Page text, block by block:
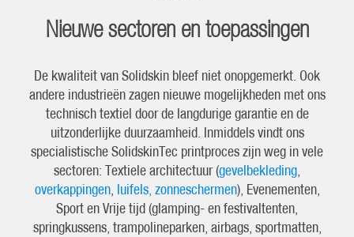
Nieuwe sectoren en toepassingen
De kwaliteit van Solidskin bleef niet onopgemerkt. Ook
andere industrieën zagen nieuwe mogelijkheden met ons
technisch textiel door de langdurige garantie en de
uitzonderlijke duurzaamheid. Inmiddels vindt ons
specialistische SolidskinTec printproces zijn weg in vele
sectoren: Textiele architectuur (gevelbekleding
overkappingen, luifels, zonneschermen), Evenementen,
Sport en Vrije tijd (glamping- en festivaltenten,
springkussens, trampolineparken, airbags, sportmatten,